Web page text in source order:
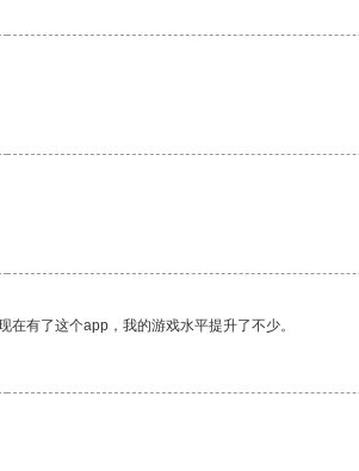
有了这个app，我的游戏水平提升了不少。